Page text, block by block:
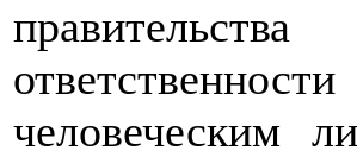
человеческим